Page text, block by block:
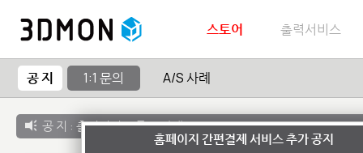
스토어 출력서비스
공 지 1:1 문의 A/S 사례
공 지 : 출력서비스 종료 안내
홈페이지 간편결제 서비스 추가 공지